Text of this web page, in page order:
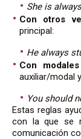
She is
Con otros
principal:
He always
Con
auxiliar/modal
You should
Estas reglas
con la que se
comunicación